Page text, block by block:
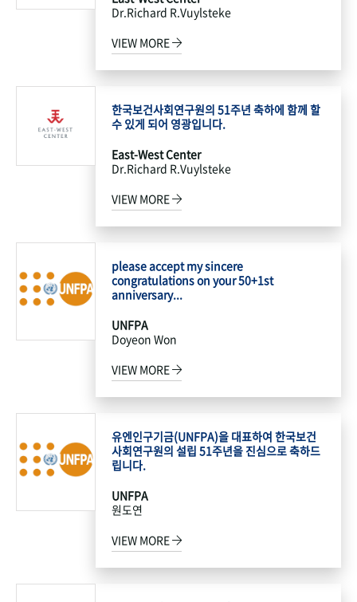
Dr.Richard R.Vuylsteke
VIEW MORE
한국보건사회연구원의 51주년 축하에 함께 할
수 있게 되어 영광입니다.
East-West Center
Dr.Richard R.Vuylsteke
VIEW MORE
please accept my sincere
congratulations on your 50+1st
anniversary...
UNFPA
Doyeon Won
VIEW MORE
유엔인구기금(UNFPA)을 대표하여 한국보건
사회연구원의 설립 51주년을 진심으로 축하드
립니다.
UNFPA
원도연
VIEW MORE